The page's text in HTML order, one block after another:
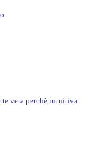
vera perchè intuitiva